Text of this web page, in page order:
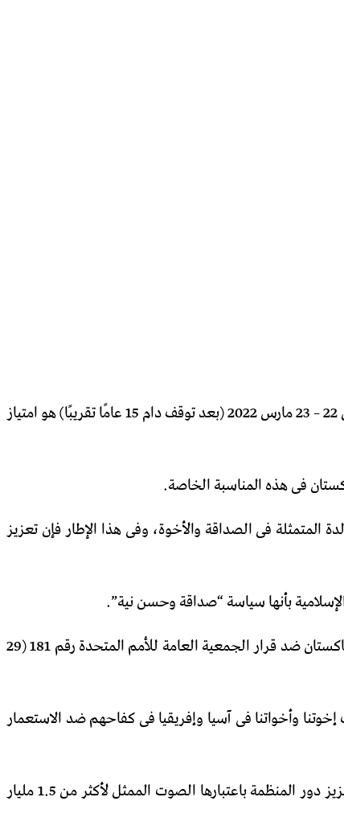
قال سفير باكستان بالقاهرة – ساجد بلال – إن استضافتنا الدورة الثامنة والأربعين لمجلس وزراء الخارجية فى إسلام أباد فى الفترة من 22 – 23 مارس 2022 (بعد توقف دام 15 عامًا تقريبًا) هو امتياز
المتمثلة فى الصداقة والأخوة، وفى هذا الإطار فإن تعزيز
بأنها سياسة “صداقة وحسن نية”.
على مر السنين، ظلت باكستان وفية لهذه المثل العليا بعد شهرين فقط من انضمامها إلى الأمم المتحدة (30 سبتمبر 1947)، صوتت باكستان ضد قرار الجمعية العامة للأمم المتحدة رقم 181 (29
وأخواتنا فى آسيا وإفريقيا فى كفاحهم ضد الاستعمار
وقال: بصفتنا عضوًا مؤسسًا فى منظمة التعاون الإسلامى، نعتقد أن أفضل تعبير عن ترسيخ التضامن الإسلامى هو من خلال زيادة تعزيز دور المنظمة باعتبارها الصوت الممثل لأكثر من 1.5 مليار